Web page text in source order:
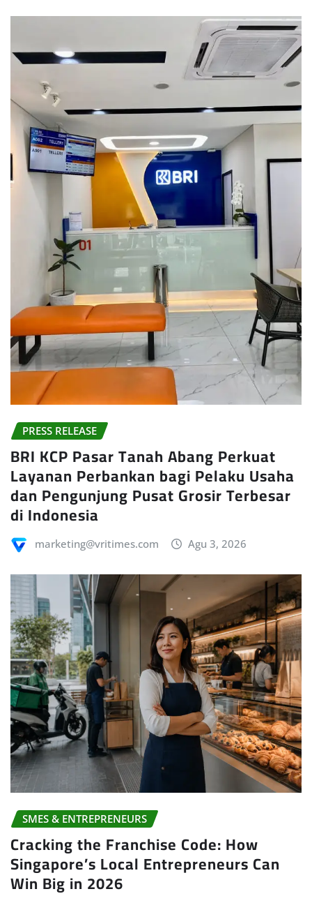
PRESS RELEASE
BRI KCP Pasar Tanah Abang Perkuat
Layanan Perbankan bagi Pelaku Usaha
dan Pengunjung Pusat Grosir Terbesar
di Indonesia
marketing@vritimes.com Agu 3, 2026
SMES & ENTREPRENEURS
Cracking the Franchise Code: How
Singapore’s Local Entrepreneurs Can
Win Big in 2026